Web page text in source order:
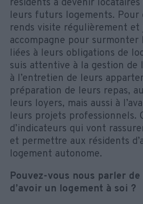
résidents à devenir
leurs futurs logements. Pour
rends visite régulièrement et
accompagne pour
liées à leurs obligations de
suis attentive à la gestion de
à l’entretien de leurs
préparation de leurs repas,
leurs loyers, mais aussi à
leurs projets professionnels.
d’indicateurs qui vont
et permettre aux résidents
logement autonome.
Pouvez-vous nous parler de
d’avoir un logement à soi ?